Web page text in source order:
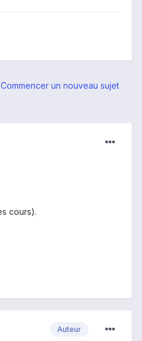
Commencer un nouveau sujet
cours).
Auteur